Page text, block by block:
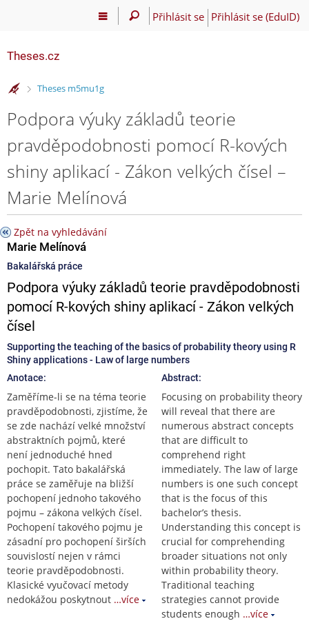
Přihlásit se Přihlásit se (EduID)
Theses.cz
>
Theses m5mu1g
Podpora výuky základů teorie
pravděpodobnosti pomocí R-kových
shiny aplikací - Zákon velkých čísel –
Marie Melínová
Zpět na vyhledávání
Marie Melínová
Bakalářská práce
Podpora výuky základů teorie pravděpodobnosti
pomocí R-kových shiny aplikací - Zákon velkých
čísel
Supporting the teaching of the basics of probability theory using R
Shiny applications - Law of large numbers
Anotace:
Zaměříme-li se na téma teorie
pravděpodobnosti, zjistíme, že
se zde nachází velké množství
abstraktních pojmů, které
není jednoduché hned
pochopit. Tato bakalářská
práce se zaměřuje na bližší
pochopení jednoho takového
pojmu – zákona velkých čísel.
Pochopení takového pojmu je
zásadní pro pochopení širších
souvislostí nejen v rámci
teorie pravděpodobnosti.
Klasické vyučovací metody
nedokážou poskytnout …více
Abstract:
Focusing on probability theory
will reveal that there are
numerous abstract concepts
that are difficult to
comprehend right
immediately. The law of large
numbers is one such concept
that is the focus of this
bachelor’s thesis.
Understanding this concept is
crucial for comprehending
broader situations not only
within probability theory.
Traditional teaching
strategies cannot provide
students enough …více